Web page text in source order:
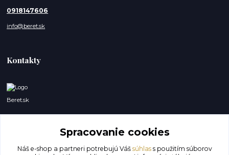
0918147606
info@beret.sk
Kontakty
Beret.sk
0918147606
Spracovanie cookies
Náš e-shop a partneri potrebujú Váš súhlass použitím súborov